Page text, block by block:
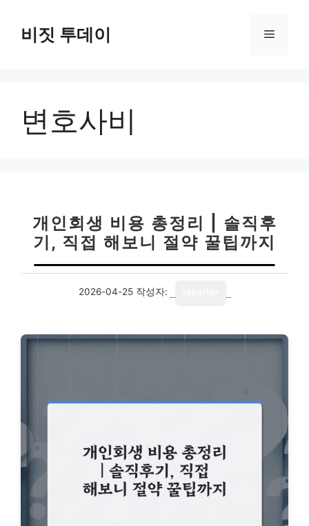
비짓 투데이 메
변호사비
개인회생 비용 총정리 | 솔직후
기, 직접 해보니 절약 꿀팁까지
2026-04-25 작성자: